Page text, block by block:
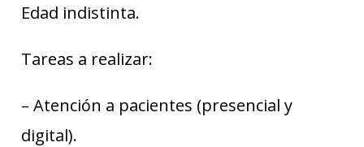
Edad indistinta.
Tareas a realizar:
– Atención a pacientes (presencial y
digital).